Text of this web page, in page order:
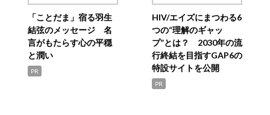
「ことだま」宿る羽生
結弦のメッセージ 名
言がもたらす心の平穏
と潤い
PR
HIV/エイズにまつわる6
つの“理解のギャッ
プ”とは？ 2030年の流
行終結を目指すGAP6の
特設サイトを公開
PR